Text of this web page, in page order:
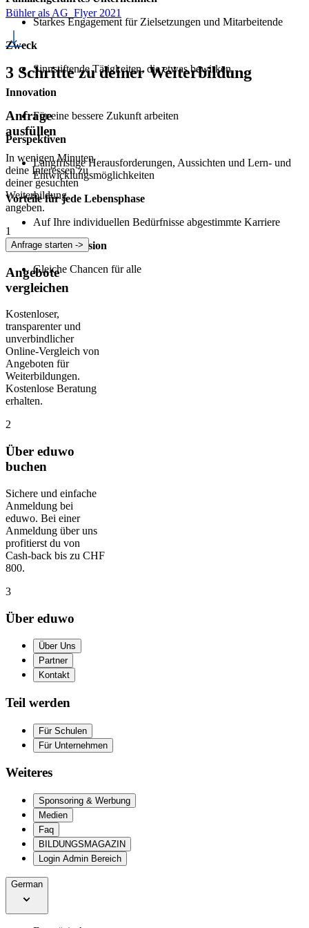
Starkes Engagement für Zielsetzungen und Mitarbeitende
Zweck
Sinnstiftende Tätigkeiten, die etwas bewirken
Innovation
Für eine bessere Zukunft arbeiten
Perspektiven
Langfristige Herausforderungen, Aussichten und Lern- und
Entwicklungsmöglichkeiten
Vorteile für jede Lebensphase
Auf Ihre individuellen Bedürfnisse abgestimmte Karriere
Vielfalt und Inklusion
Gleiche Chancen für alle
Bühler als AG_Flyer 2021
3 Schritte zu deiner Weiterbildung
Anfrage
ausfüllen
In wenigen Minuten
deine Interessen zu
deiner gesuchten
Weiterbildung
angeben.
1
Anfrage starten ->
Angebote
vergleichen
Kostenloser,
transparenter und
unverbindlicher
Online-Vergleich von
Angeboten für
Weiterbildungen.
Kostenlose Beratung
erhalten.
2
Über eduwo
buchen
Sichere und einfache
Anmeldung bei
eduwo. Bei einer
Anmeldung über uns
profitierst du von
Cash-back bis zu CHF
800.
3
Über eduwo
Über Uns
Partner
Kontakt
Teil werden
Für Schulen
Für Unternehmen
Weiteres
Sponsoring & Werbung
Medien
Faq
BILDUNGSMAGAZIN
Login Admin Bereich
German